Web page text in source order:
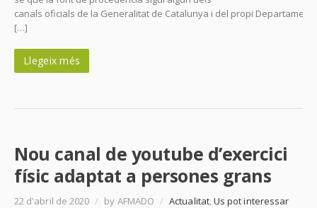
canals oficials de la Generalitat de Catalunya i del propi Departament
[…]
Llegeix més
Nou canal de youtube d’exercici
físic adaptat a persones grans
22 d'abril de 2020 / by AFMADO / Actualitat,Us pot interessar